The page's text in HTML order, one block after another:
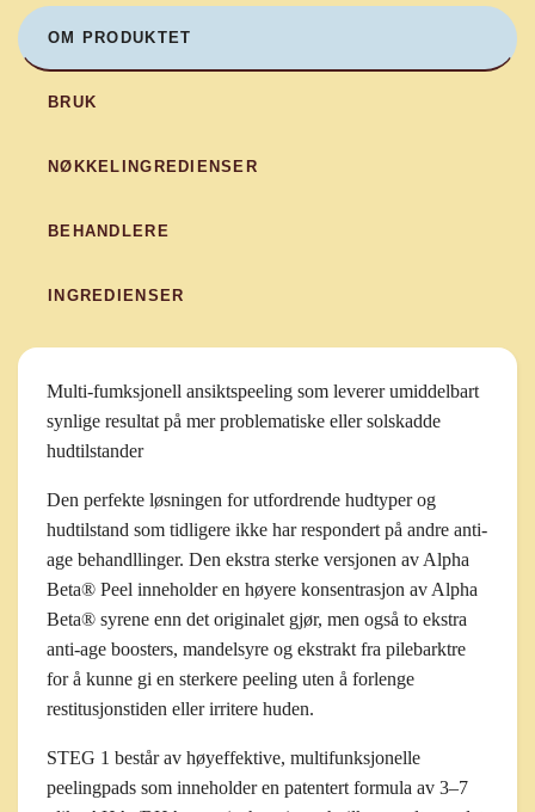
OM PRODUKTET
BRUK
NØKKELINGREDIENSER
BEHANDLERE
INGREDIENSER
Multi-fumksjonell ansiktspeeling som leverer umiddelbart
synlige resultat på mer problematiske eller solskadde
hudtilstander
Den perfekte løsningen for utfordrende hudtyper og
hudtilstand som tidligere ikke har respondert på andre anti-
age behandllinger. Den ekstra sterke versjonen av Alpha
Beta® Peel inneholder en høyere konsentrasjon av Alpha
Beta® syrene enn det originalet gjør, men også to ekstra
anti-age boosters, mandelsyre og ekstrakt fra pilebarktre
for å kunne gi en sterkere peeling uten å forlenge
restitusjonstiden eller irritere huden.
STEG 1 består av høyeffektive, multifunksjonelle
peelingpads som inneholder en patentert formula av 3–7